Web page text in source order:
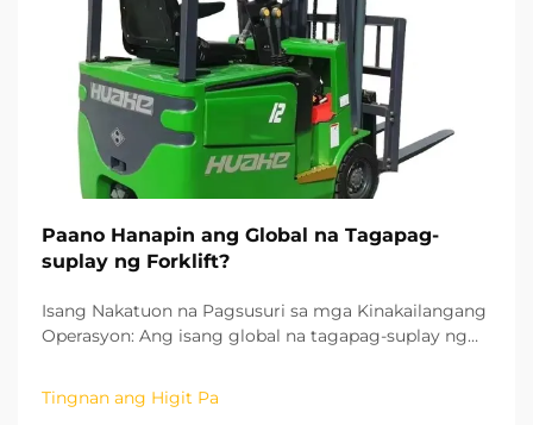
Paano Hanapin ang Global na Tagapag-
suplay ng Forklift?
Isang Nakatuon na Pagsusuri sa mga Kinakailangang
Operasyon: Ang isang global na tagapag-suplay ng
kanilang mga pangangailangan at gastos. Ang bawat
Tingnan ang Higit Pa